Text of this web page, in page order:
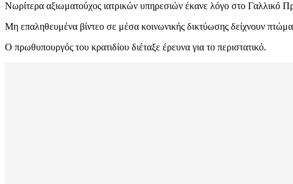
Νωρίτερα αξιωματούχος ιατρικών υπηρεσιών έκανε λόγο στο Γαλλικό
Μη επαληθευμένα βίντεο σε μέσα κοινωνικής δικτύωσης δείχνουν
Ο πρωθυπουργός του κρατιδίου διέταξε έρευνα για το περιστατικό.